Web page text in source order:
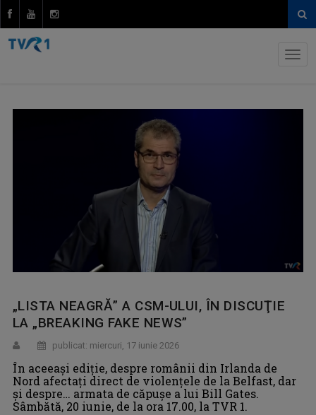
„LISTA NEAGRĂ” A CSM-ULUI, ÎN DISCUŢIE
LA „BREAKING FAKE NEWS”
publicat: miercuri, 17 iunie 2026
În aceeaşi ediţie, despre românii din Irlanda de
Nord afectați direct de violențele de la Belfast, dar
şi despre… armata de căpuşe a lui Bill Gates.
Sâmbătă, 20 iunie, de la ora 17.00, la TVR 1.